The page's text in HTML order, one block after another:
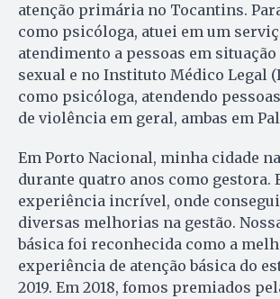
atenção primária no Tocantins.
como psicóloga, atuei em um
atendimento a pessoas em
sexual e no Instituto Médico Legal
como psicóloga, atendendo
de violência em geral, ambas em
Em Porto Nacional, minha cidade
durante quatro anos como gestora.
experiência incrível, onde
diversas melhorias na gestão.
básica foi reconhecida como a
experiência de atenção básica do
2019. Em 2018, fomos premiados